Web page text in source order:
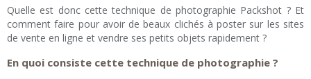
Quelle est donc cette technique de photographie Packshot ? Et
comment faire pour avoir de beaux clichés à poster sur les sites
de vente en ligne et vendre ses petits objets rapidement ?
En quoi consiste cette technique de photographie ?